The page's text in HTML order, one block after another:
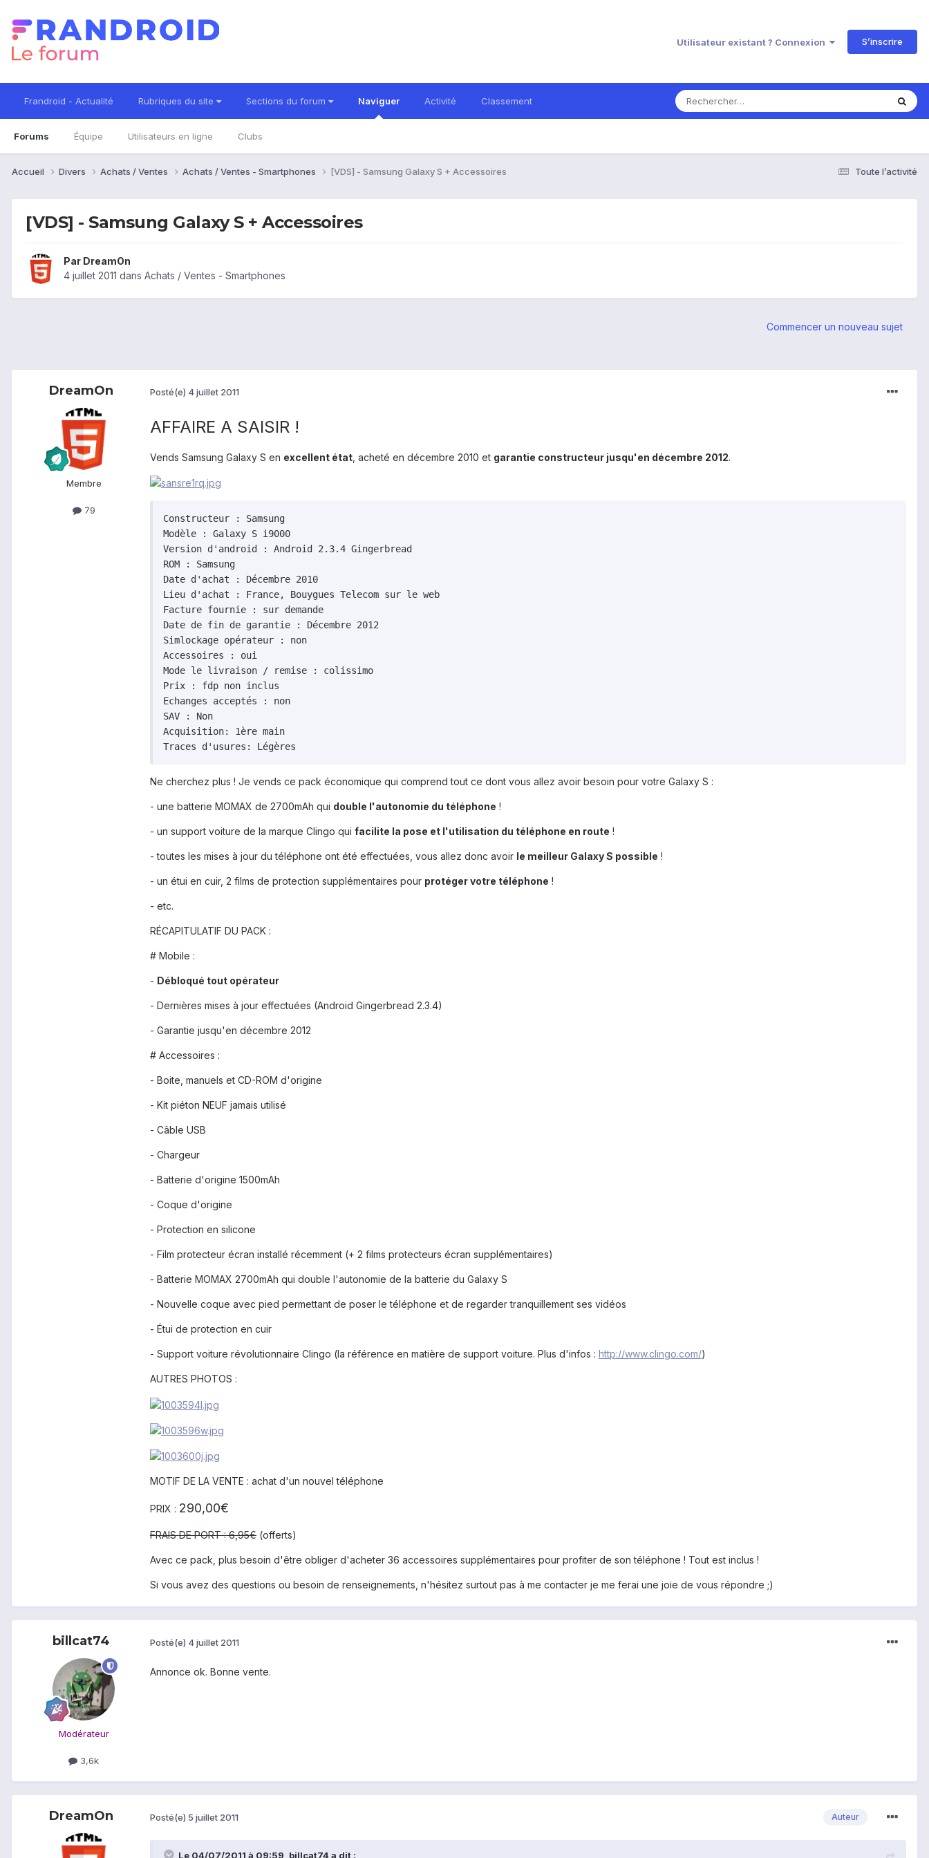
Utilisateur existant ? Connexion S’inscrire
Frandroid - Actualité Rubriques du site Sections du forum Naviguer
Forums Équipe Utilisateurs en ligne Clubs
Activité Classement
Toute l’activité
Accueil Divers Achats / Ventes Achats / Ventes - Smartphones [VDS] - Samsung Galaxy S + Accessoires
[VDS] - Samsung Galaxy S + Accessoires
Par DreamOn
4 juillet 2011 dans Achats / Ventes - Smartphones
Commencer un nouveau sujet
DreamOn
Membre
79
Posté(e) 4 juillet 2011
AFFAIRE A SAISIR !
Vends Samsung Galaxy S en excellent état , acheté en décembre 2010 et garantie constructeur jusqu'en décembre 2012.
Constructeur : Samsung
Modèle : Galaxy S i9000
Version d'android : Android 2.3.4 Gingerbread
ROM : Samsung
Date d'achat : Décembre 2010
Lieu d'achat : France, Bouygues Telecom sur le web
Facture fournie : sur demande
Date de fin de garantie : Décembre 2012
Simlockage opérateur : non
Accessoires : oui
Mode le livraison / remise : colissimo
Prix : fdp non inclus
Echanges acceptés : non
SAV : Non
Acquisition: 1ère main
Ne cherchez plus ! Je vends ce pack économique qui comprend tout ce dont vous allez avoir besoin pour votre Galaxy S :
- une batterie MOMAX de 2700mAh qui double l'autonomie du téléphone !
- un support voiture de la marque Clingo qui facilite la pose et l'utilisation du téléphone en route !
- toutes les mises à jour du téléphone ont été effectuées, vous allez donc avoir le meilleur Galaxy S possible !
- un étui en cuir, 2 films de protection supplémentaires pour protéger votre téléphone !
- etc.
RÉCAPITULATIF DU PACK :
# Mobile :
- Débloqué tout opérateur
- Dernières mises à jour effectuées (Android Gingerbread 2.3.4)
- Garantie jusqu'en décembre 2012
# Accessoires :
- Boite, manuels et CD-ROM d'origine
- Kit piéton NEUF jamais utilisé
- Câble USB
- Chargeur
- Batterie d'origine 1500mAh
- Coque d'origine
- Protection en silicone
- Film protecteur écran installé récemment (+ 2 films protecteurs écran supplémentaires)
- Batterie MOMAX 2700mAh qui double l'autonomie de la batterie du Galaxy S
- Nouvelle coque avec pied permettant de poser le téléphone et de regarder tranquillement ses vidéos
- Étui de protection en cuir
- Support voiture révolutionnaire Clingo (la référence en matière de support voiture. Plus d'infos : http://www.clingo.com/)
AUTRES PHOTOS :
MOTIF DE LA VENTE : achat d'un nouvel téléphone
PRIX : 290,00€
FRAIS DE PORT :6,95€ (offerts)
Avec ce pack, plus besoin d'être obliger d'acheter 36 accessoires supplémentaires pour profiter de son téléphone ! Tout est inclus !
Si vous avez des questions ou besoin de renseignements, n'hésitez surtout pas à me contacter je me ferai une joie de vous répondre ;)
billcat74
Modérateur
3,6k
Posté(e) 4 juillet 2011
Annonce ok. Bonne vente.
DreamOn Auteur
Posté(e) 5 juillet 2011
Le 04/07/2011 à 09:59, billcat74 a dit :